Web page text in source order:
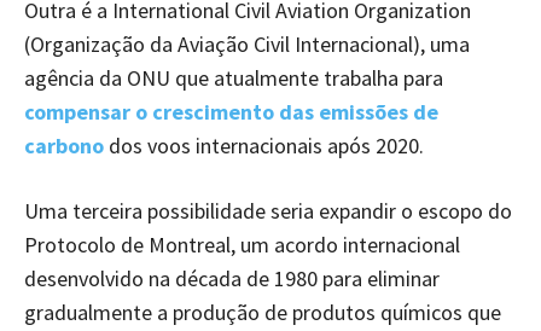
Outra é a International Civil Aviation Organization
(Organização da Aviação Civil Internacional), uma
agência da ONU que atualmente trabalha para
compensar o crescimento das emissões de
carbono dos voos internacionais após 2020.
Uma terceira possibilidade seria expandir o escopo do
Protocolo de Montreal, um acordo internacional
desenvolvido na década de 1980 para eliminar
gradualmente a produção de produtos químicos que